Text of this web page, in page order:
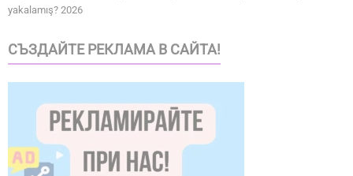
yakalamış? 2026
СЪЗДАЙТЕ РЕКЛАМА В САЙТА!